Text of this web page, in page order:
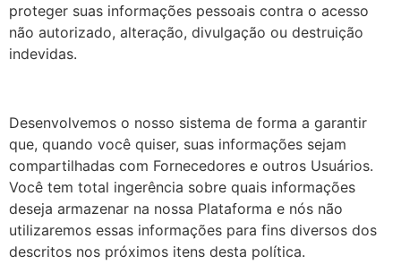
proteger suas informações pessoais contra o acesso
não autorizado, alteração, divulgação ou destruição
indevidas.
Desenvolvemos o nosso sistema de forma a garantir
que, quando você quiser, suas informações sejam
compartilhadas com Fornecedores e outros Usuários.
Você tem total ingerência sobre quais informações
deseja armazenar na nossa Plataforma e nós não
utilizaremos essas informações para fins diversos dos
descritos nos próximos itens desta política.